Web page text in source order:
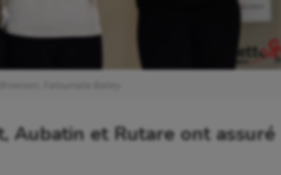
Aubatin et Rutare ont assuré